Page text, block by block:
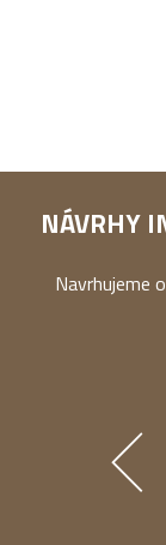
NÁVRHY
Navrhujeme